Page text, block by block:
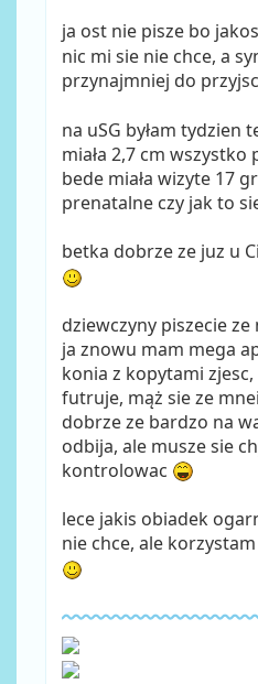
ja ost nie pisze bo
nic mi sie nie chce, a
przynajmniej do
na uSG byłam tydzien
miała 2,7 cm wszystko
bede miała wizyte 17
prenatalne czy jak to
betka dobrze ze juz u
dziewczyny piszecie ze
ja znowu mam mega
konia z kopytami zjesc,
futruje, mąż sie ze
dobrze ze bardzo na
odbija, ale musze sie
kontrolowac
lece jakis obiadek
nie chce, ale